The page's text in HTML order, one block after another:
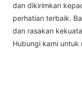
dan dikirimkan
perhatian terbaik.
dan rasakan
Hubungi kami untuk